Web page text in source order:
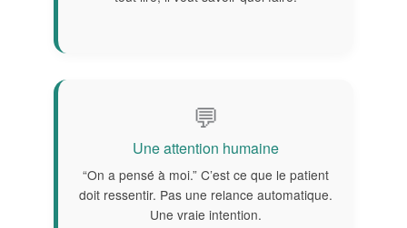
💬
Une attention humaine
“On a pensé à moi.” C’est ce que le patient
doit ressentir. Pas une relance automatique.
Une vraie intention.